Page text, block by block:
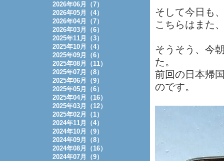
そして今日も
こちらはまた
そうそう、今
た。
前回の日本帰
のです。
2026年06月（7）
2026年05月（4）
2026年04月（7）
2026年03月（6）
2025年11月（3）
2025年10月（4）
2025年09月（6）
2025年08月（11）
2025年07月（8）
2025年06月（9）
2025年05月（6）
2025年04月（16）
2025年03月（12）
2025年02月（1）
2024年11月（4）
2024年10月（9）
2024年09月（8）
2024年08月（16）
2024年07月（9）